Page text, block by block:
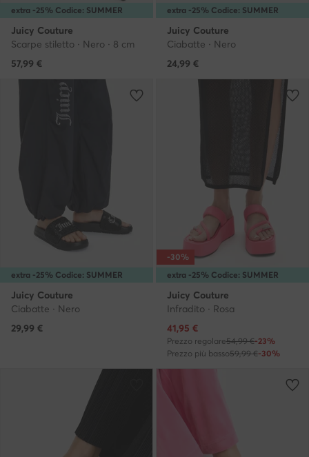
extra -25% Codice: SUMMER
Juicy Couture
Scarpe stiletto · Nero · 8 cm
57,99 €
extra -25% Codice: SUMMER
Juicy Couture
Ciabatte · Nero
24,99 €
extra -25% Codice: SUMMER
Juicy Couture
Ciabatte · Nero
29,99 €
extra -25% Codice: SUMMER
-30%
Juicy Couture
Infradito · Rosa
Prezzo attuale
41,95 €
Prezzo regolare54,99 €-23%
Prezzo più basso59,99 €-30%